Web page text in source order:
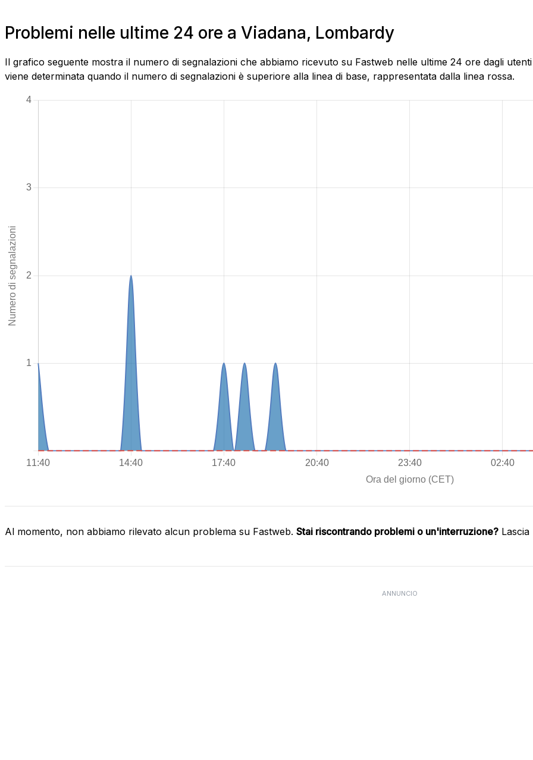
Problemi nelle ultime 24 ore a Viadana, Lombardy
Il grafico seguente mostra il numero di segnalazioni che abbiamo ricevuto su Fastweb nelle ultime 24 ore dagli
viene determinata quando il numero di segnalazioni è superiore alla linea di base, rappresentata dalla linea rossa.
Al momento, non abbiamo rilevato alcun problema su Fastweb. Stai riscontrando problemi o un'interruzione?
ANNUNCIO